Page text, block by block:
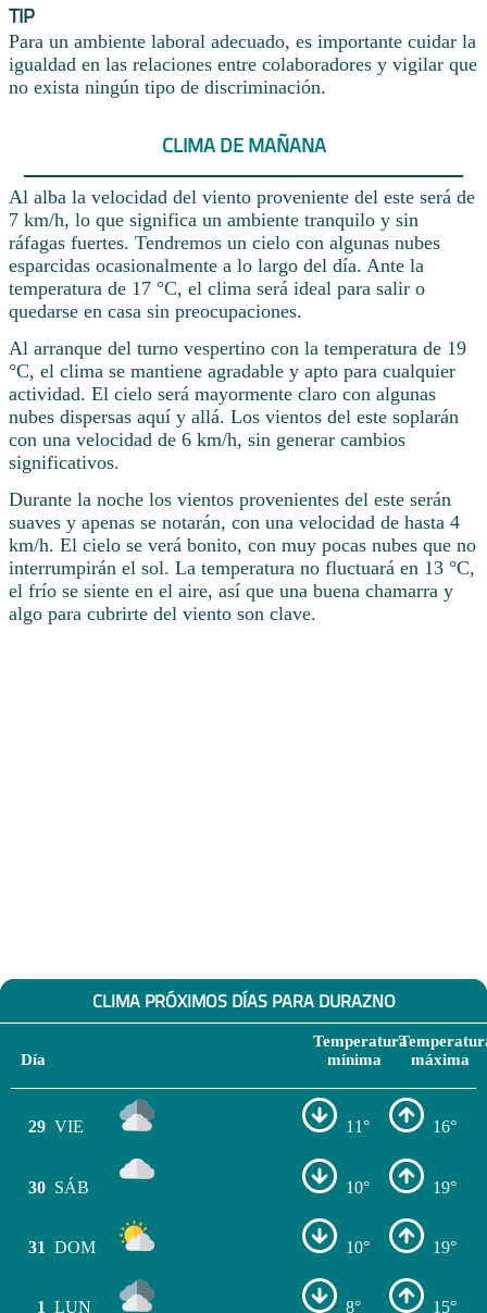
TIP
Para un ambiente laboral adecuado, es importante cuidar la
igualdad en las relaciones entre colaboradores y vigilar que
no exista ningún tipo de discriminación.
CLIMA DE MAÑANA
Al alba la velocidad del viento proveniente del este será de
7 km/h, lo que significa un ambiente tranquilo y sin
ráfagas fuertes. Tendremos un cielo con algunas nubes
esparcidas ocasionalmente a lo largo del día. Ante la
temperatura de 17 °C, el clima será ideal para salir o
quedarse en casa sin preocupaciones.
Al arranque del turno vespertino con la temperatura de 19
°C, el clima se mantiene agradable y apto para cualquier
actividad. El cielo será mayormente claro con algunas
nubes dispersas aquí y allá. Los vientos del este soplarán
con una velocidad de 6 km/h, sin generar cambios
significativos.
Durante la noche los vientos provenientes del este serán
suaves y apenas se notarán, con una velocidad de hasta 4
km/h. El cielo se verá bonito, con muy pocas nubes que no
interrumpirán el sol. La temperatura no fluctuará en 13 °C,
el frío se siente en el aire, así que una buena chamarra y
algo para cubrirte del viento son clave.
CLIMA PRÓXIMOS DÍAS PARA DURAZNO
Día
Temperatura
mínima
máxima
29 VIE 11° 16°
30 SÁB 10° 19°
31 DOM 10° 19°
1 LUN 8° 15°